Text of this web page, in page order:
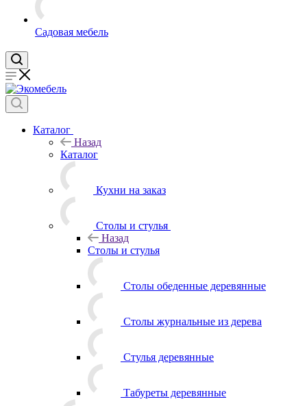
Садовая мебель
Каталог
Назад
Каталог
Кухни на заказ
Столы и стулья
Назад
Столы и стулья
Столы обеденные деревянные
Столы журнальные из дерева
Стулья деревянные
Табуреты деревянные